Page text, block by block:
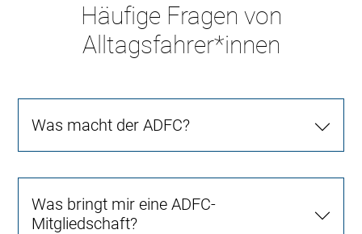
Häufige Fragen von
Alltagsfahrer*innen
Was macht der ADFC?
Was bringt mir eine ADFC-
Mitgliedschaft?